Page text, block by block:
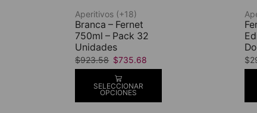
Aperitivos (+18)
Branca – Fernet
750ml – Pack 32
Unidades
$923.58 $735.68
SELECCIONAR
OPCIONES
$